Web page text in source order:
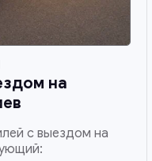
на
с выездом на